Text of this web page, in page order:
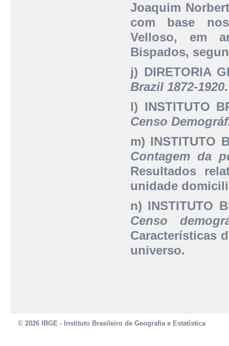
Joaquim
com base
Velloso, em
Bispados,
j) DIRETORIA
Brazil 1872-1920
l) INSTITUTO
Censo
m) INSTITUTO
Contagem da
Resultados
unidade
n) INSTITUTO
Censo
Características
universo.
© 2026 IBGE - Instituto Brasileiro de Geografia e Estatística